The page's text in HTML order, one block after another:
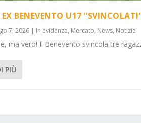
BENEVENTO U17
7, 2026 | In evidenza, Mercato, News, Notizie
ma vero! Il Benevento svincola tre
PIÙ